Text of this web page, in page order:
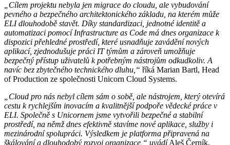
„Cílem projektu nebyla jen migrace do cloudu, ale vybudování
pevného a bezpečného architektonického základu, na kterém může
ELI dlouhodobě stavět. Díky standardizaci, jednotné identitě a
automatizaci pomocí Infrastructure as Code má dnes organizace k
dispozici přehledné prostředí, které usnadňuje zavádění nových
aplikací, zjednodušuje práci IT týmům a zároveň umožňuje
bezpečný přístup uživatelů k potřebným nástrojům odkudkoliv. A
navíc bez zbytečného technického dluhu,“ říká Marian Bartl, Head
of Production ze společnosti Unicorn Cloud Systems.
„Cloud pro nás nebyl cílem sám o sobě, ale nástrojem, který otevírá
cestu k rychlejším inovacím a kvalitnější podpoře vědecké práce v
ELI. Společně s Unicornem jsme vytvořili bezpečné a stabilní
prostředí, na němž dnes efektivně stavíme nové aplikace, služby i
mezinárodní spolupráci. Výsledkem je platforma připravená na
škálování a dlouhodobý rozvoj organizace,“ uvádíAleš Černík,